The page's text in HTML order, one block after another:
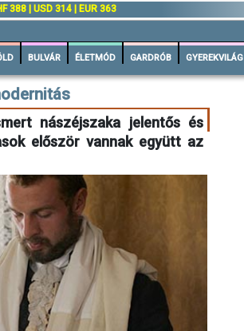
388 | USD 314 | EUR 363
BULVÁR ÉLETMÓD GARDRÓB GYEREKVILÁG
nászéjszaka jelentős és
először vannak együtt az